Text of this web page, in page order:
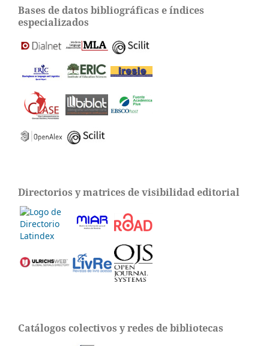
Bases de datos bibliográficas e índices
especializados
Directorios y matrices de visibilidad editorial
Catálogos colectivos y redes de bibliotecas